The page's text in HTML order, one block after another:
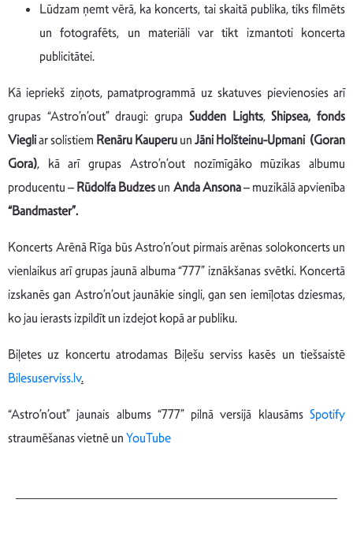
Lūdzam ņemt vērā, ka koncerts, tai skaitā publika, tiks filmēts
un fotografēts, un materiāli var tikt izmantoti koncerta
publicitātei.
Kā iepriekš ziņots, pamatprogrammā uz skatuves pievienosies arī
grupas “Astro’n’out” draugi: grupa Sudden Lights,Shipsea, fonds
Viegliar solistiem Renāru KauperuunJāni Holšteinu-Upmani (Goran
Gora), kā arī grupas Astro’n’out nozīmīgāko mūzikas albumu
producentu –Rūdolfa Budzesun Anda Ansona– muzikālā apvienība
“Bandmaster”.
Koncerts Arēnā Rīga būs Astro’n’out pirmais arēnas solokoncerts un
vienlaikus arī grupas jaunā albuma “777” iznākšanas svētki. Koncertā
izskanēs gan Astro’n’out jaunākie singli, gan sen iemīļotas dziesmas,
ko jau ierasts izpildīt un izdejot kopā ar publiku.
Biļetes uz koncertu atrodamas Biļešu serviss kasēs un tiešsaistē
Bilesuserviss.lv.
“Astro’n’out” jaunais albums “777” pilnā versijā klausāms Spotify
straumēšanas vietnē unYouTube